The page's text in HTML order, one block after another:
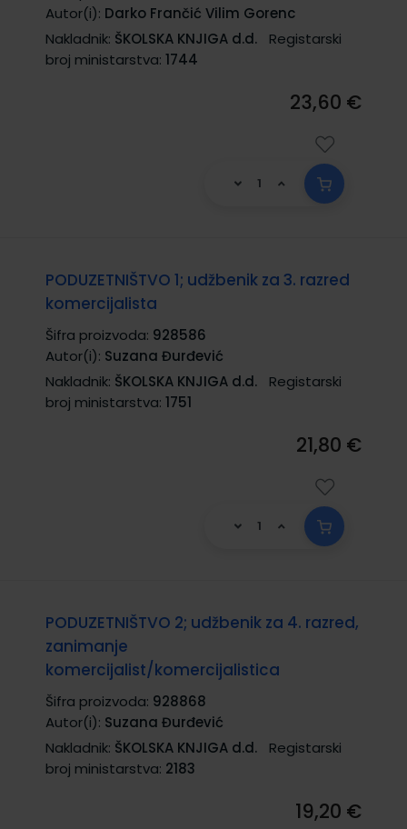
Autor(i): Darko Frančić Vilim Gorenc
Nakladnik: ŠKOLSKA KNJIGA d.d.
Registarski
broj ministarstva: 1744
23,60 €
PODUZETNIŠTVO 1; udžbenik za 3. razred
komercijalista
Šifra proizvoda: 928586
Autor(i): Suzana Đurđević
Nakladnik: ŠKOLSKA KNJIGA d.d.
Registarski
broj ministarstva: 1751
21,80 €
PODUZETNIŠTVO 2; udžbenik za 4. razred,
zanimanje
komercijalist/komercijalistica
Šifra proizvoda: 928868
Autor(i): Suzana Đurđević
Nakladnik: ŠKOLSKA KNJIGA d.d.
Registarski
broj ministarstva: 2183
19,20 €